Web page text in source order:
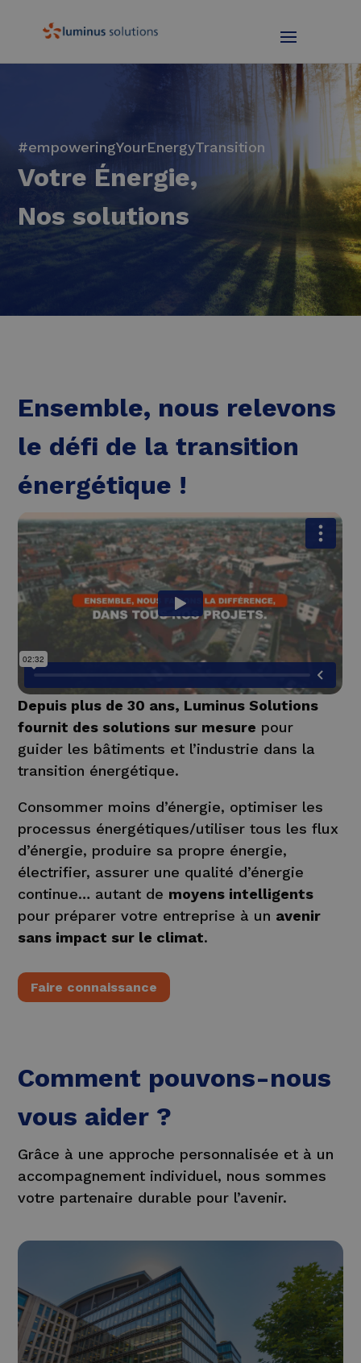
#empoweringYourEnergyTransition
Votre Énergie,
Nos solutions
Ensemble, nous relevons
le défi de la transition
énergétique !
Depuis plus de 30 ans, Luminus Solutions
fournit des solutions sur mesure pour
guider les bâtiments et l’industrie dans la
transition énergétique.
Consommer moins d’énergie, optimiser les
processus énergétiques/utiliser tous les flux
d’énergie, produire sa propre énergie,
électrifier, assurer une qualité d’énergie
continue… autant de moyens intelligents
pour préparer votre entreprise à un avenir
sans impact sur le climat.
Faire connaissance
Comment pouvons-nous
vous aider ?
Grâce à une approche personnalisée et à un
accompagnement individuel, nous sommes
votre partenaire durable pour l’avenir.